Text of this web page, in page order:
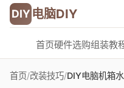
DIY 电脑DIY
首页硬件选购组装教
首页/改装技巧/DIY电脑机箱